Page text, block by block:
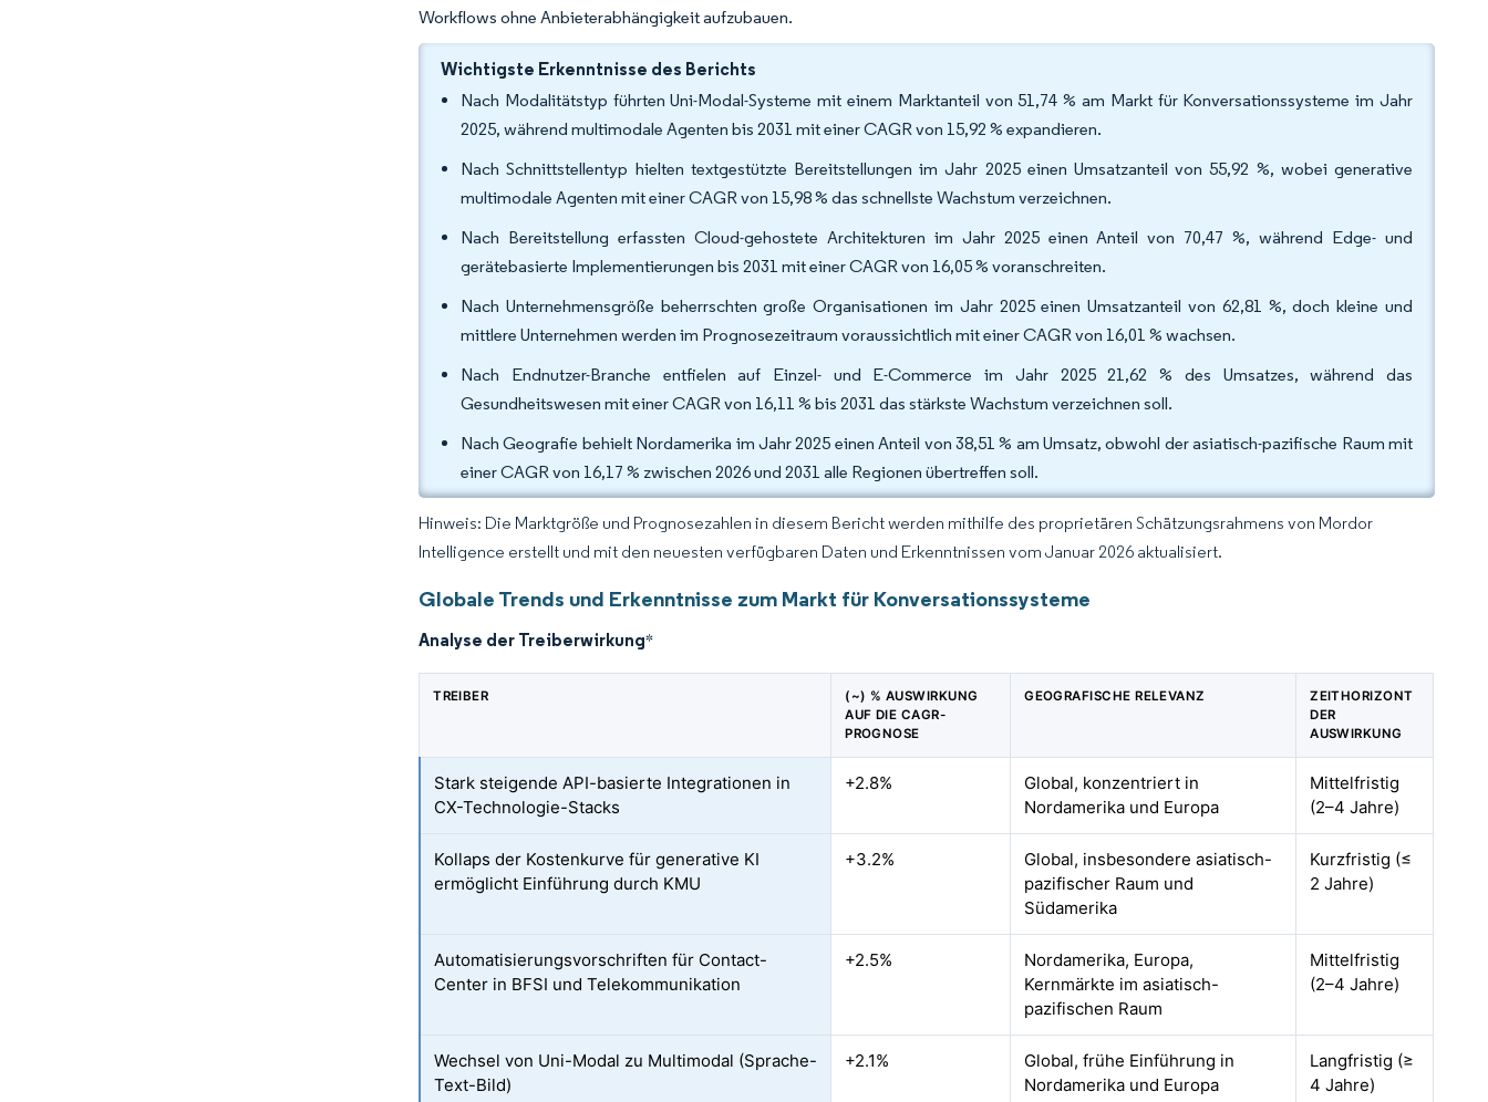
Workflows ohne Anbieterabhängigkeit aufzubauen.
Wichtigste Erkenntnisse des Berichts
Nach Modalitätstyp führten Uni-Modal-Systeme mit einem Marktanteil von 51,74 % am Markt für Konversationssysteme im Jahr
2025, während multimodale Agenten bis 2031 mit einer CAGR von 15,92 % expandieren.
Nach Schnittstellentyp hielten textgestützte Bereitstellungen im Jahr 2025 einen Umsatzanteil von 55,92 %, wobei generative
multimodale Agenten mit einer CAGR von 15,98 % das schnellste Wachstum verzeichnen.
Nach Bereitstellung erfassten Cloud-gehostete Architekturen im Jahr 2025 einen Anteil von 70,47 %, während Edge- und
gerätebasierte Implementierungen bis 2031 mit einer CAGR von 16,05 % voranschreiten.
Nach Unternehmensgröße beherrschten große Organisationen im Jahr 2025 einen Umsatzanteil von 62,81 %, doch kleine und
mittlere Unternehmen werden im Prognosezeitraum voraussichtlich mit einer CAGR von 16,01 % wachsen.
Nach Endnutzer-Branche entfielen auf Einzel- und E-Commerce im Jahr 2025 21,62 % des Umsatzes, während das
Gesundheitswesen mit einer CAGR von 16,11 % bis 2031 das stärkste Wachstum verzeichnen soll.
Nach Geografie behielt Nordamerika im Jahr 2025 einen Anteil von 38,51 % am Umsatz, obwohl der asiatisch-pazifische Raum mit
einer CAGR von 16,17 % zwischen 2026 und 2031 alle Regionen übertreffen soll.
Hinweis: Die Marktgröße und Prognosezahlen in diesem Bericht werden mithilfe des proprietären Schätzungsrahmens von Mordor
Intelligence erstellt und mit den neuesten verfügbaren Daten und Erkenntnissen vom Januar 2026 aktualisiert.
Globale Trends und Erkenntnisse zum Markt für Konversationssysteme
Analyse der Treiberwirkung*
TREIBER
(~) % AUSWIRKUNG
AUF DIE CAGR-
PROGNOSE
GEOGRAFISCHE RELEVANZ
ZEITHORIZONT
DER
AUSWIRKUNG
Stark steigende API-basierte Integrationen in
CX-Technologie-Stacks
+2.8%
Global, konzentriert in
Nordamerika und Europa
Mittelfristig
(2–4 Jahre)
Kollaps der Kostenkurve für generative KI
ermöglicht Einführung durch KMU
+3.2%
Global, insbesondere asiatisch-
pazifischer Raum und
Südamerika
Kurzfristig (≤
2 Jahre)
Automatisierungsvorschriften für Contact-
Center in BFSI und Telekommunikation
+2.5%
Nordamerika, Europa,
Kernmärkte im asiatisch-
pazifischen Raum
Mittelfristig
(2–4 Jahre)
Wechsel von Uni-Modal zu Multimodal (Sprache-
Text-Bild)
+2.1%
Global, frühe Einführung in
Nordamerika und Europa
Langfristig (≥
4 Jahre)